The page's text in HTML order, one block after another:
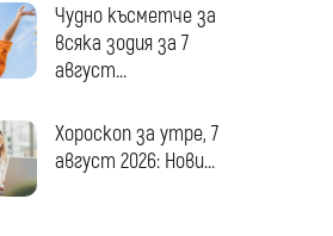
Чудно късметче за
всяка зодия за 7
август...
Хороскоп за утре, 7
август 2026: Нови...